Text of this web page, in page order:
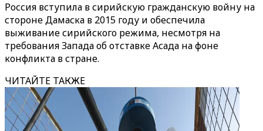
Россия вступила в сирийскую гражданскую войну на
стороне Дамаска в 2015 году и обеспечила
выживание сирийского режима, несмотря на
требования Запада об отставке Асада на фоне
конфликта в стране.
ЧИТАЙТЕ ТАКЖЕ